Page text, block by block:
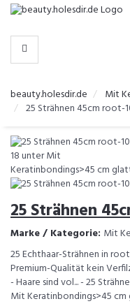
-
KATEGORIEN
beauty.holesdir.de
Mit
25 Strähnen 45cm root-
25 Strähnen
Marke / Kategorie: Mit
25 Echthaar-Strähnen in
Premium-Qualität kein
- Haare sind vol... - 25
Mit Keratinbondings>45